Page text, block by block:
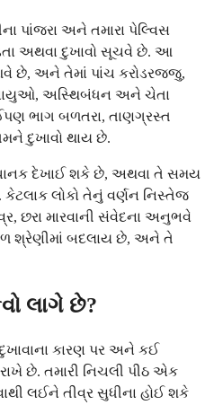
પાંજરા અને તમારા પેલ્વિસ
અથવા દુખાવો સૂચવે છે. આ
છે, અને તેમાં પાંચ કરોડરજ્જુ,
અસ્થિબંધન અને ચેતા
ભાગ બળતરા, તાણગ્રસ્ત
દુખાવો થાય છે.
દેખાઈ શકે છે, અથવા તે સમય
લોકો તેનું વર્ણન નિસ્તેજ
છરા મારવાની સંવેદના અનુભવે
શ્રેણીમાં બદલાય છે, અને તે
લાગે છે?
કારણ પર અને કઈ
છે. તમારી નિચલી પીઠ એક
લઈને તીવ્ર સુધીના હોઈ શકે